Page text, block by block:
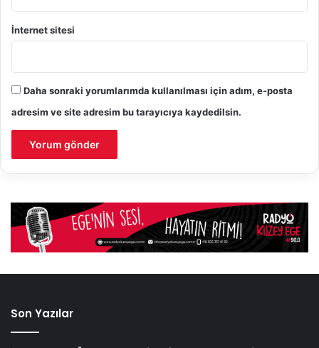
İnternet sitesi
Daha sonraki yorumlarımda kullanılması için adım, e-posta
adresim ve site adresim bu tarayıcıya kaydedilsin.
Son Yazılar